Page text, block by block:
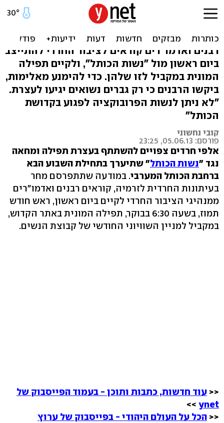
רבנים: להפגין גם החודש נגד
נשות הכותל
רבנים ואדמו"רים קוראים לציבור החרדי להתייצב
ביום ראשון מול "נשות הכותל", ולקיים תפילה
המונית במקביל לזו שלהן. כדי להימנע מאלימות,
ביקשו הרבנים כי רק גברים נשואים יגיעו לעצרת.
"לא ניתן לנשות הפרובוקציה לפגוע בקדושת
הכותל"
קובי נחשוני
פורסם: 05.06.13, 23:25
אלפי חרדים צפויים להשתתף בעצרת תפילה ומחאה
נגד "נשות הכותל" שתיערך בתחילת השבוע הבא
ברחבת הכותל המערבי. במודעה שתתפרסם מחר
בעיתונות החרדית לזרמיה, קוראים רבנים ואדמו"רים
ממנהיגי הציבור החרדי לקיים ביום ראשון, ראש חודש
תמוז, בשעה 6:30 בבוקר, תפילה המונית באתר הקדוש,
במקביל למניין השוויוני החודשי של קבוצת הנשים.
<< עוד חדשות, כתבות ותוכן - בעמוד הפייסבוק של
ynet
>>
<< הכל על העולם היהודי - בפייסבוק של ערוץ